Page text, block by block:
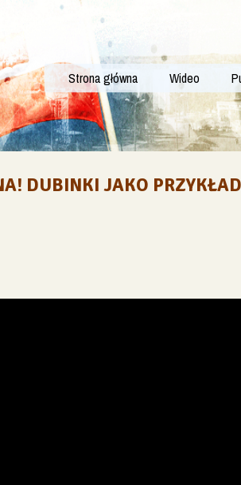
Strona główna Wideo
DUBINKI JAKO